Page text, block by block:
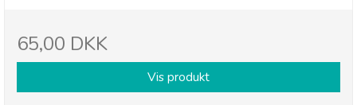
65,00 DKK
Vis produkt